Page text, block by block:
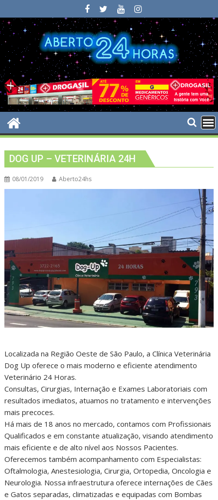
to
content
DOG UP – VETERINÁRIA 24H
08/01/2019 Aberto24hs
Localizada na Região Oeste de São Paulo, a Clínica Veterinária
Dog Up oferece o mais moderno e eficiente atendimento
Veterinário 24 Horas.
Consultas, Cirurgias, Internação e Exames Laboratoriais com
resultados imediatos, atuamos no tratamento e intervenções
mais precoces.
Há mais de 18 anos no mercado, contamos com Profissionais
Qualificados e em constante atualização, visando atendimento
mais eficiente e de alto nível aos Nossos Pacientes.
Oferecemos também acompanhamento com Especialistas:
Oftalmologia, Anestesiologia, Cirurgia, Ortopedia, Oncologia e
Neurologia. ​Nossa infraestrutura oferece internações de Cães
e Gatos separadas, climatizadas e equipadas com Bombas